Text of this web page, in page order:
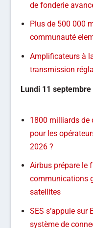
de fonderie
Plus de 500 000
communauté
Amplificateurs à
transmission
Lundi 11 septembre
1800 milliards de
pour les
2026 ?
Airbus prépare le
communications
satellites
SES s’appuie sur
système de